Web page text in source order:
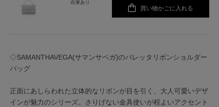
在庫あり
買い物かごに入れる
◇SAMANTHAVEGA(サマンサベガ)のバレッタリボンショルダー
バッグ
正面にあしらわれた立体的なリボンが目を引く、大人可愛いデザ
インが魅力のシリーズ。さりげない金具使いが程よいアクセント